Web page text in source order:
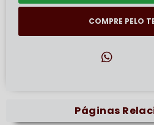
COMPRE PELO
Páginas